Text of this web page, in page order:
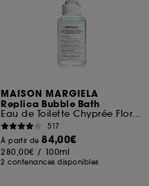
MAISON MARGIELA
Replica Bubble Bath
Eau de Toilette Chyprée Florale
517
À partir de84,00€
280,00€ / 100ml
2 contenances disponibles